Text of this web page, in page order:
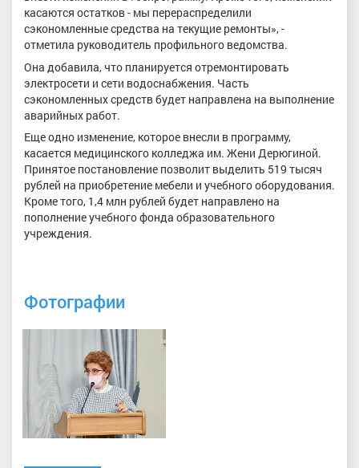
касаются остатков - мы перераспределили
сэкономленные средства на текущие ремонты», -
отметила руководитель профильного ведомства.
Она добавила, что планируется отремонтировать
электросети и сети водоснабжения. Часть
сэкономленных средств будет направлена на выполнение
аварийных работ.
Еще одно изменение, которое внесли в программу,
касается медицинского колледжа им. Жени Дерюгиной.
Принятое постановление позволит выделить 519 тысяч
рублей на приобретение мебели и учебного оборудования.
Кроме того, 1,4 млн рублей будет направлено на
пополнение учебного фонда образовательного
учреждения.
Фотографии